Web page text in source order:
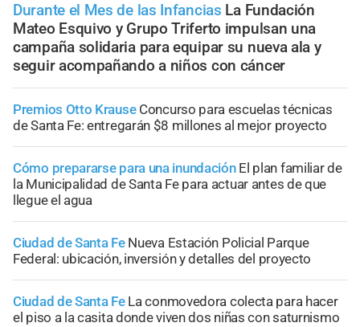
Durante el Mes de las Infancias La Fundación
Mateo Esquivo y Grupo Triferto impulsan una
campaña solidaria para equipar su nueva ala y
seguir acompañando a niños con cáncer
Premios Otto Krause Concurso para escuelas técnicas
de Santa Fe: entregarán $8 millones al mejor proyecto
Cómo prepararse para una inundación El plan familiar de
la Municipalidad de Santa Fe para actuar antes de que
llegue el agua
Ciudad de Santa Fe Nueva Estación Policial Parque
Federal: ubicación, inversión y detalles del proyecto
Ciudad de Santa Fe La conmovedora colecta para hacer
el piso a la casita donde viven dos niñas con saturnismo